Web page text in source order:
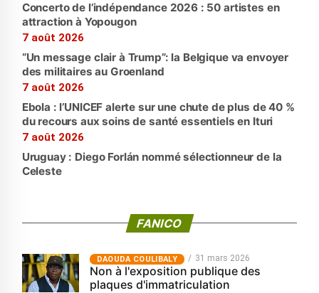
Concerto de l’indépendance 2026 : 50 artistes en
attraction à Yopougon
7 août 2026
“Un message clair à Trump”: la Belgique va envoyer
des militaires au Groenland
7 août 2026
Ebola : l’UNICEF alerte sur une chute de plus de 40 %
du recours aux soins de santé essentiels en Ituri
7 août 2026
Uruguay : Diego Forlán nommé sélectionneur de la
Celeste
FANICO
‎DAOUDA COULIBALY 31 mars 2026
Non à l'exposition publique des
plaques d'immatriculation